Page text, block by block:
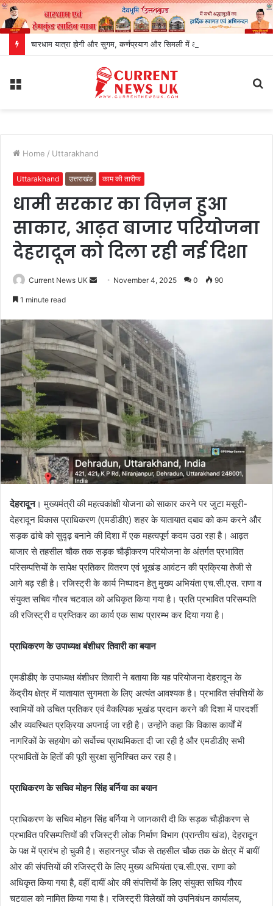
Home / Uttarakhand
Uttarakhand उत्तराखंड काम की तारीफ
धामी सरकार का विज़न हुआ
साकार, आढ़त बाजार परियोजना
देहरादून को दिला रही नई दिशा
Current News UK
n
m
a
i
November 4, 2025 0 90
1 minute read
देहरादून। मुख्यमंत्री की महत्वकांक्षी योजना को साकार करने पर जुटा मसूरी-
देहरादून विकास प्राधिकरण (एमडीडीए) शहर के यातायात दबाव को कम करने और
सड़क ढांचे को सुदृढ़ बनाने की दिशा में एक महत्वपूर्ण कदम उठा रहा है। आढ़त
बाजार से तहसील चौक तक सड़क चौड़ीकरण परियोजना के अंतर्गत प्रभावित
परिसम्पत्तियों के सापेक्ष प्रतिकर वितरण एवं भूखंड आवंटन की प्रक्रिया तेजी से
आगे बढ़ रही है। रजिस्ट्री के कार्य निष्पादन हेतु मुख्य अभियंता एच.सी.एस. राणा व
संयुक्त सचिव गौरव चटवाल को अधिकृत किया गया है। प्रति प्रभावित परिसम्पति
की रजिस्ट्री व प्रप्तिकर का कार्य एक साथ प्रारम्भ कर दिया गया है।
प्राधिकरण के उपाध्यक्ष बंशीधर तिवारी का बयान
एमडीडीए के उपाध्यक्ष बंशीधर तिवारी ने बताया कि यह परियोजना देहरादून के
केंद्रीय क्षेत्र में यातायात सुगमता के लिए अत्यंत आवश्यक है। प्रभावित संपत्तियों के
स्वामियों को उचित प्रतिकर एवं वैकल्पिक भूखंड प्रदान करने की दिशा में पारदर्शी
और व्यवस्थित प्रक्रिया अपनाई जा रही है। उन्होंने कहा कि विकास कार्यों में
नागरिकों के सहयोग को सर्वोच्च प्राथमिकता दी जा रही है और एमडीडीए सभी
प्रभावितों के हितों की पूरी सुरक्षा सुनिश्चित कर रहा है।
प्राधिकरण के सचिव मोहन सिंह बर्निया का बयान
प्राधिकरण के सचिव मोहन सिंह बर्निया ने जानकारी दी कि सड़क चौड़ीकरण से
प्रभावित परिसम्पत्तियों की रजिस्ट्री लोक निर्माण विभाग (प्रान्तीय खंड), देहरादून
के पक्ष में प्रारंभ हो चुकी है। सहारनपुर चौक से तहसील चौक तक के क्षेत्र में बायीं
ओर की संपत्तियों की रजिस्ट्री के लिए मुख्य अभियंता एच.सी.एस. राणा को
अधिकृत किया गया है, वहीं दायीं ओर की संपत्तियों के लिए संयुक्त सचिव गौरव
चटवाल को नामित किया गया है। रजिस्ट्री विलेखों को उपनिबंधन कार्यालय,